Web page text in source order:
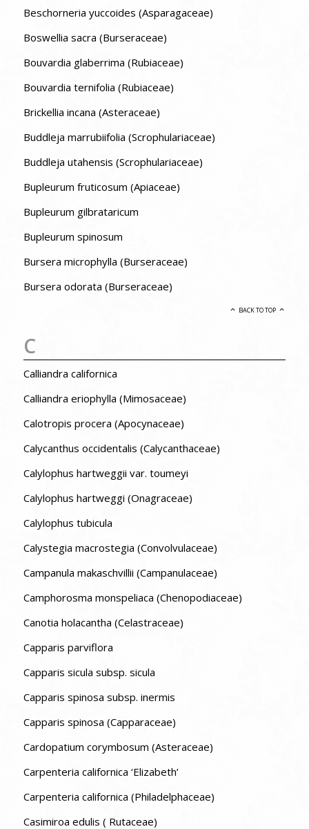
Beschorneria yuccoides (Asparagaceae)
Boswellia sacra (Burseraceae)
Bouvardia glaberrima (Rubiaceae)
Bouvardia ternifolia (Rubiaceae)
Brickellia incana (Asteraceae)
Buddleja marrubiifolia (Scrophulariaceae)
Buddleja utahensis (Scrophulariaceae)
Bupleurum fruticosum (Apiaceae)
Bupleurum gilbrataricum
Bupleurum spinosum
Bursera microphylla (Burseraceae)
Bursera odorata (Burseraceae)
BACK TO TOP
C
Calliandra californica
Calliandra eriophylla (Mimosaceae)
Calotropis procera (Apocynaceae)
Calycanthus occidentalis (Calycanthaceae)
Calylophus hartweggii var. toumeyi
Calylophus hartweggi (Onagraceae)
Calylophus tubicula
Calystegia macrostegia (Convolvulaceae)
Campanula makaschvillii (Campanulaceae)
Camphorosma monspeliaca (Chenopodiaceae)
Canotia holacantha (Celastraceae)
Capparis parviflora
Capparis sicula subsp. sicula
Capparis spinosa subsp. inermis
Capparis spinosa (Capparaceae)
Cardopatium corymbosum (Asteraceae)
Carpenteria californica ‘Elizabeth’
Carpenteria californica (Philadelphaceae)
Casimiroa edulis ( Rutaceae)